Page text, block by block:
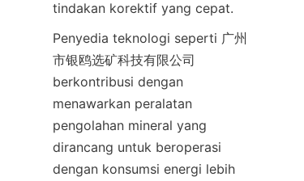
Penyedia teknologi seperti 广州
市银鸥选矿科技有限公司
berkontribusi dengan
menawarkan peralatan
pengolahan mineral yang
dirancang untuk beroperasi
dengan konsumsi energi lebih